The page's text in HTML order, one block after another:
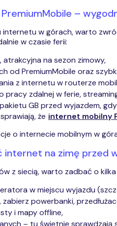
–
w górach, warto
w czasie ferii:
atrakcyjna na sezon zimowy,
od PremiumMobile oraz
z internetu w routerze
pracy zdalnej w ferie,
GB przed wyjazdem,
że internet mobilny
o internecie mobilnym w
internet na zimę przed
z siecią, warto zadbać o
w miejscu wyjazdu
powerbanki,
i mapy offline,
– tu świetnie sprawdzają